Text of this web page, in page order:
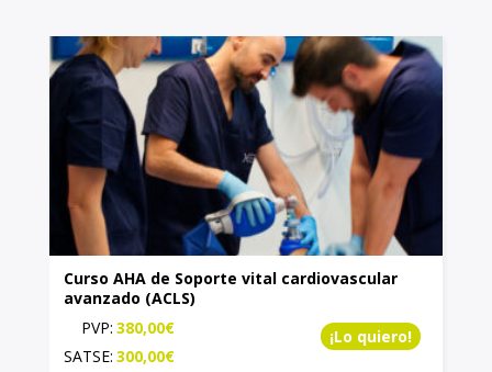
Curso AHA de Soporte vital cardiovascular
avanzado (ACLS)
PVP: 380,00€
SATSE: 300,00€
¡Lo quiero!